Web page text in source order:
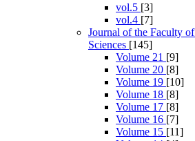
vol.5 [3]
vol.4 [7]
Journal of the Faculty
Sciences [145]
Volume 21 [9]
Volume 20 [8]
Volume 19 [10]
Volume 18 [8]
Volume 17 [8]
Volume 16 [7]
Volume 15 [11]